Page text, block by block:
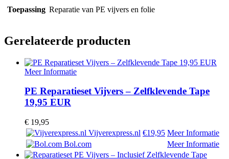
Toepassing Reparatie van PE vijvers en folie
Gerelateerde producten
Meer Informatie
PE Reparatieset Vijvers – Zelfklevende Tape
19,95 EUR
€ 19,95
Vijverexpress.nl €19,95 Meer Informatie
Bol.com
Meer Informatie